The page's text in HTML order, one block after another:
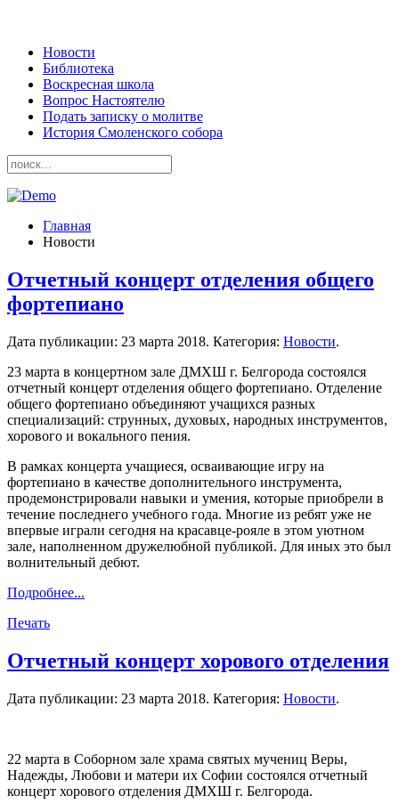
Новости
Библиотека
Воскресная школа
Вопрос Настоятелю
Подать записку о молитве
История Смоленского собора
Главная
Новости
Отчетный концерт отделения общего
фортепиано
Дата публикации: 23 марта 2018. Категория: Новости.
23 марта в концертном зале ДМХШ г. Белгорода состоялся
отчетный концерт отделения общего фортепиано. Отделение
общего фортепиано объединяют учащихся разных
специализаций: струнных, духовых, народных инструментов,
хорового и вокального пения.
В рамках концерта учащиеся, осваивающие игру на
фортепиано в качестве дополнительного инструмента,
продемонстрировали навыки и умения, которые приобрели в
течение последнего учебного года. Многие из ребят уже не
впервые играли сегодня на красавце-рояле в этом уютном
зале, наполненном дружелюбной публикой. Для иных это был
волнительный дебют.
Подробнее...
Печать
Отчетный концерт хорового отделения
Дата публикации: 23 марта 2018. Категория: Новости.
22 марта в Соборном зале храма святых мучениц Веры,
Надежды, Любови и матери их Софии состоялся отчетный
концерт хорового отделения ДМХШ г. Белгорода.